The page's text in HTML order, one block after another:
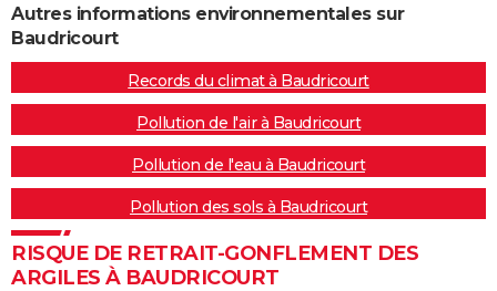
Autres informations environnementales sur
Baudricourt
Records du climat à Baudricourt
Pollution de l'air à Baudricourt
Pollution de l'eau à Baudricourt
Pollution des sols à Baudricourt
RISQUE DE RETRAIT-GONFLEMENT DES
ARGILES À BAUDRICOURT